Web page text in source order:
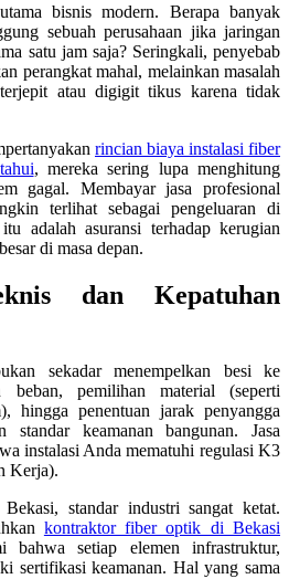
bisnis modern. Berapa banyak
sebuah perusahaan jika jaringan
satu jam saja? Seringkali, penyebab
perangkat mahal, melainkan masalah
atau digigit tikus karena tidak
rincian biaya instalasi fiber
, mereka sering lupa menghitung
gagal. Membayar jasa profesional
terlihat sebagai pengeluaran di
adalah asuransi terhadap kerugian
di masa depan.
dan Kepatuhan
sekadar menempelkan besi ke
beban, pemilihan material (seperti
hingga penentuan jarak penyangga
standar keamanan bangunan. Jasa
instalasi Anda mematuhi regulasi K3
Kerja).
standar industri sangat ketat.
kontraktor fiber optik di Bekasi
bahwa setiap elemen infrastruktur,
sertifikasi keamanan. Hal yang sama